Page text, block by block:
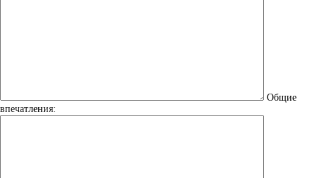
Общие
впечатления: